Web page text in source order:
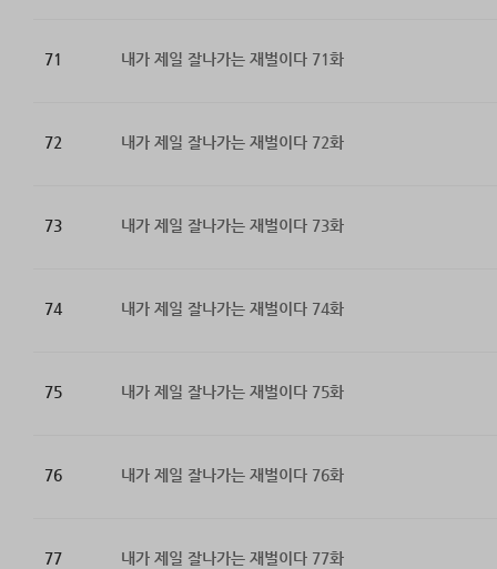
71 내가 제일 잘나가는 재벌이다 71화
72 내가 제일 잘나가는 재벌이다 72화
73 내가 제일 잘나가는 재벌이다 73화
74 내가 제일 잘나가는 재벌이다 74화
75 내가 제일 잘나가는 재벌이다 75화
76 내가 제일 잘나가는 재벌이다 76화
77 내가 제일 잘나가는 재벌이다 77화